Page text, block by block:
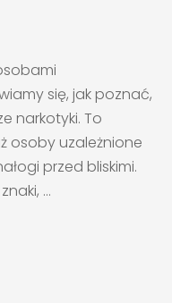
się, jak poznać,
narkotyki. To
osoby uzależnione
przed bliskimi.
…